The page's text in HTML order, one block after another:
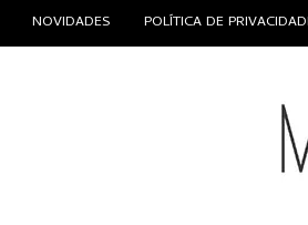
NOVIDADES POLÍTICA DE